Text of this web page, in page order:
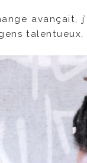
avançait,